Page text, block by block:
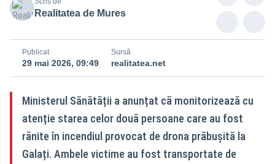
Realitatea de Mures
Publicat
29 mai 2026, 09:49
Sursă
realitatea.net
Ministerul Sănătății a anunțat că monitorizează cu
atenție starea celor două persoane care au fost
rănite în incendiul provocat de drona prăbușită la
Galați. Ambele victime au fost transportate de